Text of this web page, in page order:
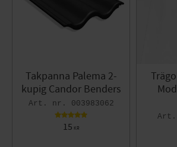
Takpanna Palema 2-
kupig Candor Benders
003983062
15 KR